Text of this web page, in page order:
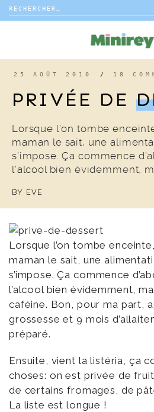
Rechercher :
VIE DE FAMILLE
DÉCO
VOYAGE
COUP DE COEUR
25 AOÛT 2010 / 18
PRIVÉE DE
Lorsque l’on tombe
maman le sait, une
s’impose. Ça commence
l’alcool bien évidemment,
BY EVE
Lorsque l’on tombe
maman le sait, une
s’impose. Ça commence
l’alcool bien évidemment,
caféine. Bon, pour ma part,
grossesse et 9 mois
préparé.
Ensuite, vient la listéria, ça
choses: on est privée de
de certains fromages, de
La liste est longue !